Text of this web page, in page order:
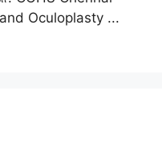
Oculoplasty ...